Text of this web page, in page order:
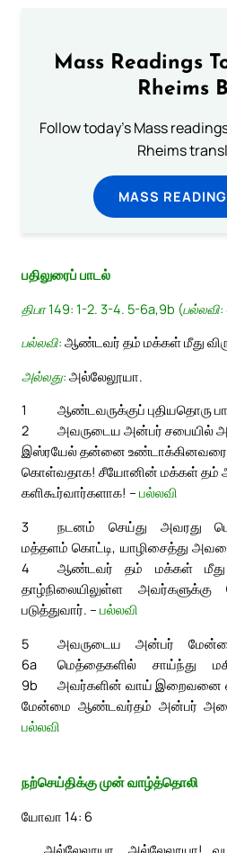
Mass Readings
Rheims
Follow today's Mass
Rheims
MASS
பதிலுரைப் பாடல்
திபா 149: 1-2. 3-4. 5-6a,9b
பல்லவி: ஆண்டவர் தம் மக்கள் மீது
அல்லது: அல்லேலூயா.
1
ஆண்டவருக்குப் புதியதொரு
அவருடைய அன்பர் சபையில்
2
இஸ்ரயேல் தன்னை உண்டாக்கினவரைக்
கொள்வதாக! சீயோனின் மக்கள் தம்
களிகூர்வார்களாக! – பல்லவி
3
நடனம் செய்து அவரது
மத்தளம் கொட்டி, யாழிசைத்து
4
ஆண்டவர் தம் மக்கள் மீது
தாழ்நிலையிலுள்ள
படுத்துவார். – பல்லவி
5
அவருடைய அன்பர்
மெத்தைகளில் சாய்ந்து
6a
அவர்களின் வாய் இறைவனை
9b
மேன்மை ஆண்டவர்தம் அன்பர்
பல்லவி
நற்செய்திக்கு முன் வாழ்த்தொலி
யோவா 14: 6